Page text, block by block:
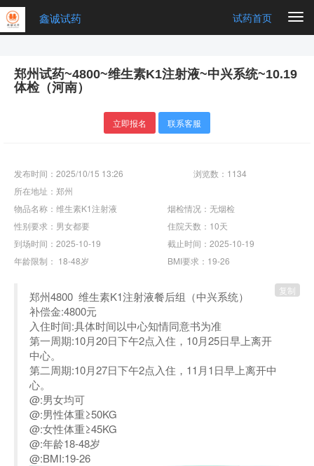
鑫诚试药 试药首页
郑州试药~4800~维生素K1注射液~中兴系统~10.19
体检（河南）
立即报名 联系客服
发布时间：2025/10/15 13:26
浏览数：1134
所在地址：郑州
物品名称：维生素K1注射液
烟检情况：无烟检
性别要求：男女都要
住院天数：10天
到场时间：2025-10-19
截止时间：2025-10-19
年龄限制： 18-48岁
BMI要求：19-26
郑州4800 维生素K1注射液餐后组（中兴系统）
补偿金:4800元
入住时间:具体时间以中心知情同意书为准
第一周期:10月20日下午2点入住，10月25日早上离开
中心。
第二周期:10月27日下午2点入住，11月1日早上离开中
心。
@:男女均可
@:男性体重≥50KG
@:女性体重≥45KG
@:年龄18-48岁
@:BMI:19-26
复制